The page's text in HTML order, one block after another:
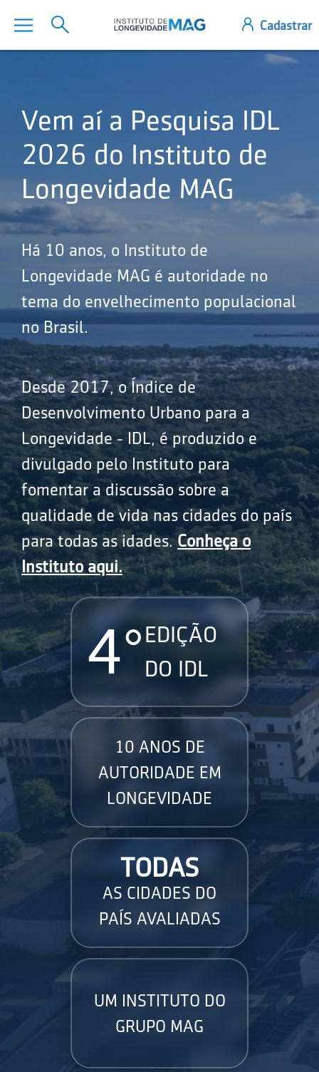
Vem aí a Pesquisa IDL
2026 do Instituto de
Longevidade MAG
Há 10 anos, o Instituto de
Longevidade MAG é autoridade no
tema do envelhecimento populacional
no Brasil.
Desde 2017, o Índice de
Desenvolvimento Urbano para a
Longevidade - IDL, é produzido e
divulgado pelo Instituto para
fomentar a discussão sobre a
qualidade de vida nas cidades do país
para todas as idades.Conheça o
Instituto aqui.
4° EDIÇÃO
DO IDL
10 ANOS DE
AUTORIDADE EM
LONGEVIDADE
TODAS
AS CIDADES DO
PAÍS AVALIADAS
UM INSTITUTO DO
GRUPO MAG